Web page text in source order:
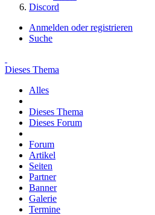
Discord
Anmelden oder registrieren
Suche
Dieses Thema
Alles
Dieses Thema
Dieses Forum
Forum
Artikel
Seiten
Partner
Banner
Galerie
Termine